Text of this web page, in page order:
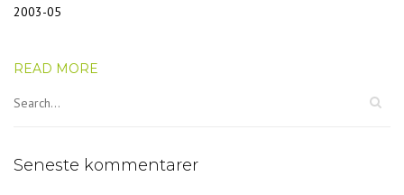
2003-05
READ MORE
Seneste kommentarer